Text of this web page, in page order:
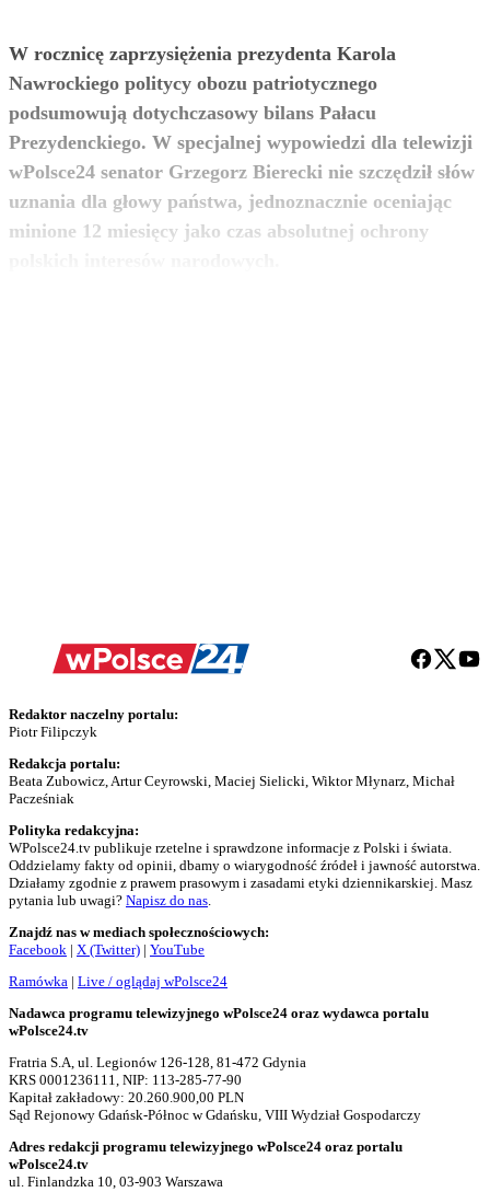
W rocznicę zaprzysiężenia prezydenta Karola
Nawrockiego politycy obozu patriotycznego
podsumowują dotychczasowy bilans Pałacu
Prezydenckiego. W specjalnej wypowiedzi dla telewizji
wPolsce24 senator Grzegorz Bierecki nie szczędził słów
uznania dla głowy państwa, jednoznacznie oceniając
minione 12 miesięcy jako czas absolutnej ochrony
zobacz więcej
Redaktor naczelny portalu:
Piotr Filipczyk
Redakcja portalu:
Beata Zubowicz, Artur Ceyrowski, Maciej Sielicki, Wiktor Młynarz, Michał
Pacześniak
Polityka redakcyjna:
WPolsce24.tv publikuje rzetelne i sprawdzone informacje z Polski i świata.
Oddzielamy fakty od opinii, dbamy o wiarygodność źródeł i jawność autorstwa.
Działamy zgodnie z prawem prasowym i zasadami etyki dziennikarskiej. Masz
pytania lub uwagi? Napisz do nas
Znajdź nas w mediach społecznościowych:
Facebook | X (Twitter) | YouTube
Ramówka | Live / oglądaj wPolsce24
Nadawca programu telewizyjnego wPolsce24 oraz wydawca portalu
wPolsce24.tv
Fratria S.A, ul. Legionów 126-128, 81-472 Gdynia
KRS 0001236111, NIP: 113-285-77-90
Kapitał zakładowy: 20.260.900,00 PLN
Sąd Rejonowy Gdańsk-Północ w Gdańsku, VIII Wydział Gospodarczy
Adres redakcji programu telewizyjnego wPolsce24 oraz portalu
wPolsce24.tv
ul. Finlandzka 10, 03-903 Warszawa